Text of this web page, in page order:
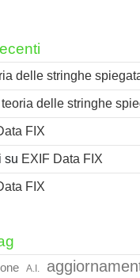
delle stringhe
teoria delle stringhe
FIX
su EXIF Data FIX
FIX
A.I.